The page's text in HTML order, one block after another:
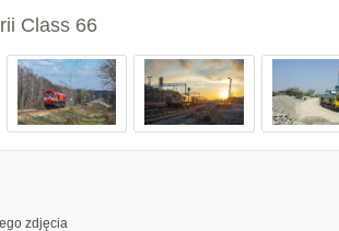
Class 66
zdjęcia